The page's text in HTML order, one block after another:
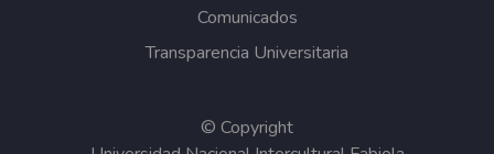
Comunicados
Transparencia Universitaria
© Copyright